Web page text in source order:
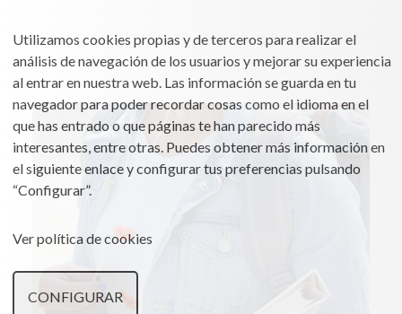
Utilizamos cookies propias y de terceros para realizar el
análisis de navegación de los usuarios y mejorar su experiencia
al entrar en nuestra web. Las información se guarda en tu
navegador para poder recordar cosas como el idioma en el
que has entrado o que páginas te han parecido más
interesantes, entre otras. Puedes obtener más información en
el siguiente enlace y configurar tus preferencias pulsando
“Configurar”.
Ver política de cookies
CONFIGURAR